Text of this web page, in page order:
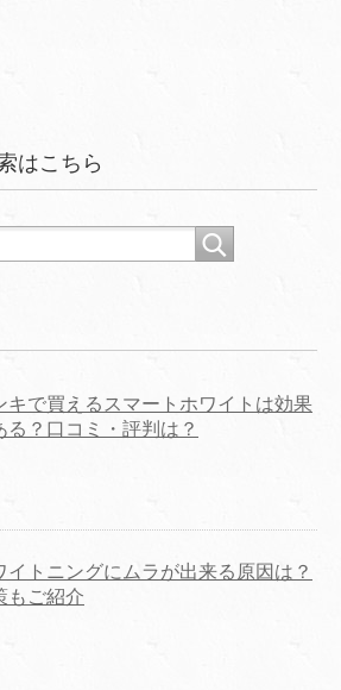
はこちら
キで買えるスマートホワイトは効果
る？口コミ・評判は？
イトニングにムラが出来る原因は？
もご紹介